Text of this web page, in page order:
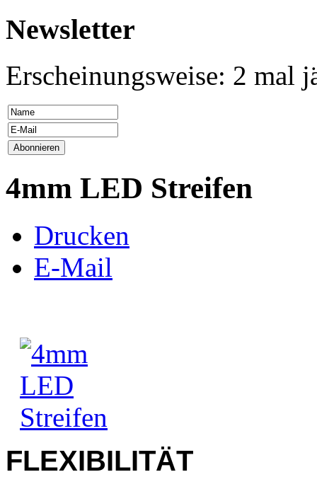
Newsletter
Erscheinungsweise: 2 mal
4mm LED Streifen
Drucken
E-Mail
FLEXIBILITÄT